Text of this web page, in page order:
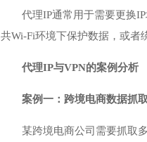
代理IP通常用于需要更换
共Wi-Fi环境下保护数据，或者
代理IP与VPN的案例分析
案例一：跨境电商数据抓
某跨境电商公司需要抓取